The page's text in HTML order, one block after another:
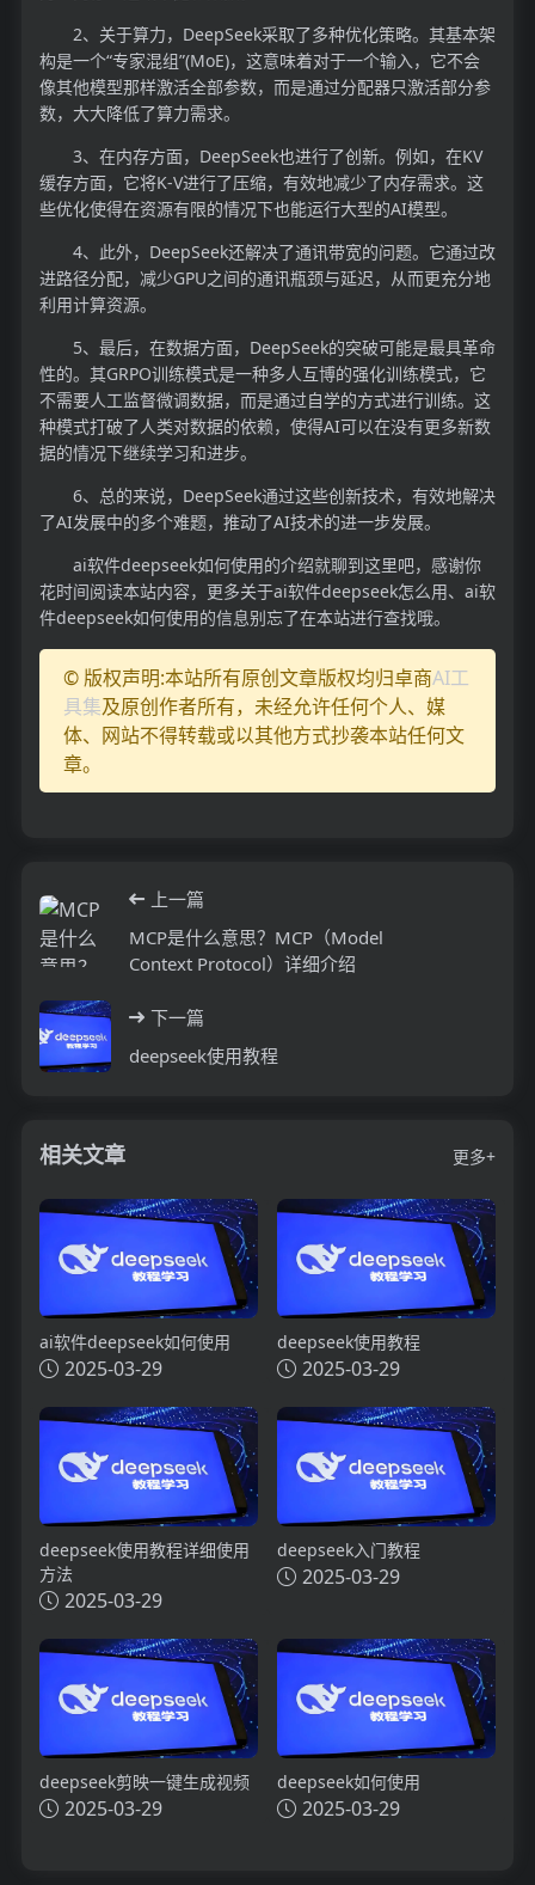
2、关于算力，DeepSeek采取了多种优化策略。其基本架
构是一个“专家混组”(MoE)，这意味着对于一个输入，它不会
像其他模型那样激活全部参数，而是通过分配器只激活部分参
数，大大降低了算力需求。
3、在内存方面，DeepSeek也进行了创新。例如，在KV
缓存方面，它将K-V进行了压缩，有效地减少了内存需求。这
些优化使得在资源有限的情况下也能运行大型的AI模型。
4、此外，DeepSeek还解决了通讯带宽的问题。它通过改
进路径分配，减少GPU之间的通讯瓶颈与延迟，从而更充分地
利用计算资源。
5、最后，在数据方面，DeepSeek的突破可能是最具革命
性的。其GRPO训练模式是一种多人互博的强化训练模式，它
不需要人工监督微调数据，而是通过自学的方式进行训练。这
种模式打破了人类对数据的依赖，使得AI可以在没有更多新数
据的情况下继续学习和进步。
6、总的来说，DeepSeek通过这些创新技术，有效地解决
了AI发展中的多个难题，推动了AI技术的进一步发展。
ai软件deepseek如何使用的介绍就聊到这里吧，感谢你
花时间阅读本站内容，更多关于ai软件deepseek怎么用、ai软
件deepseek如何使用的信息别忘了在本站进行查找哦。
© 版权声明:本站所有原创文章版权均归卓商AI工
具集及原创作者所有，未经允许任何个人、媒
体、网站不得转载或以其他方式抄袭本站任何文
章。
上一篇
MCP是什么意思？MCP（Model
Context Protocol）详细介绍
下一篇
deepseek使用教程
相关文章 更多+
ai软件deepseek如何使用
2025-03-29
deepseek使用教程
2025-03-29
deepseek使用教程详细使用
方法
2025-03-29
deepseek入门教程
2025-03-29
deepseek剪映一键生成视频
2025-03-29
deepseek如何使用
2025-03-29